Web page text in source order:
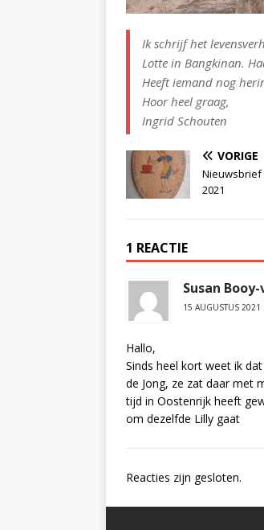
Ik schrijf het
Lotte in Bangkinan.
Heeft iemand nog
Hoor heel graag,
Ingrid Schouten
VORIGE
Nieuwsbrief
2021
1 REACTIE
Susan
15 AUGUSTUS
Hallo,
Sinds heel kort weet ik
de Jong, ze zat daar met
tijd in Oostenrijk heeft
om dezelfde Lilly gaat
Reacties zijn gesloten.